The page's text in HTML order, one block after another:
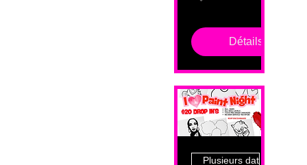
Détails
Plusieurs dates